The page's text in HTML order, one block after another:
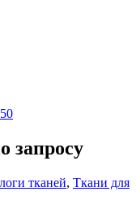
запросу
тканей, Ткани для